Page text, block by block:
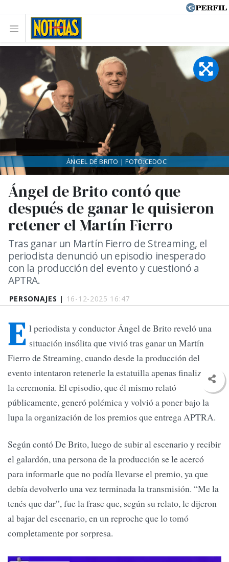
PERSONAJES | 16-12-2025 16:47
Ángel de Brito contó que
después de ganar le quisieron
retener el Martín Fierro
Tras ganar un Martín Fierro de Streaming, el
periodista denunció un episodio inesperado
con la producción del evento y cuestionó a
APTRA.
ÁNGEL DE BRITO | FOTO:CEDOC
E l periodista y conductor Ángel de Brito reveló una
situación insólita que vivió tras ganar un Martín
Fierro de Streaming, cuando desde la producción del
evento intentaron retenerle la estatuilla apenas finalizada
la ceremonia. El episodio, que él mismo relató
públicamente, generó polémica y volvió a poner bajo la
lupa la organización de los premios que entrega APTRA.
Según contó De Brito, luego de subir al escenario y recibir
el galardón, una persona de la producción se le acercó
para informarle que no podía llevarse el premio, ya que
debía devolverlo una vez terminada la transmisión. “Me la
tenés que dar”, fue la frase que, según su relato, le dijeron
al bajar del escenario, en un reproche que lo tomó
completamente por sorpresa.